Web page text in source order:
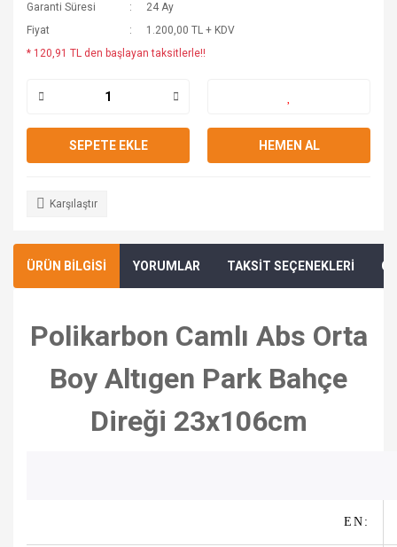
Garanti Süresi
24 Ay
Fiyat
1.200,00 TL + KDV
* 120,91 TL den başlayan taksitlerle!!
SEPETE EKLE HEMEN AL
Karşılaştır
ÜRÜN BİLGİSİ YORUMLAR TAKSİT SEÇENEKLERİ
Polikarbon Camlı Abs Orta
Boy Altıgen Park Bahçe
Direği 23x106cm
EN: